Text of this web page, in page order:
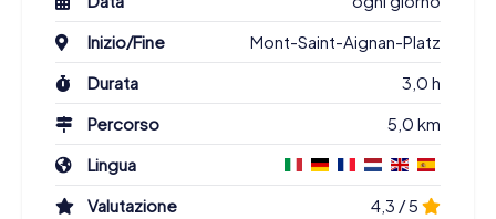
Inizio/Fine
Mont-Saint-Aignan-Platz
Durata
3,0 h
Percorso
5,0 km
Lingua
Valutazione
4,3 / 5